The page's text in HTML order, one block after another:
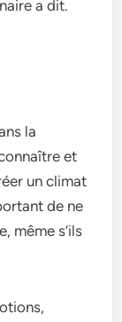
a dit.
la
et
un climat
de ne
même s’ils